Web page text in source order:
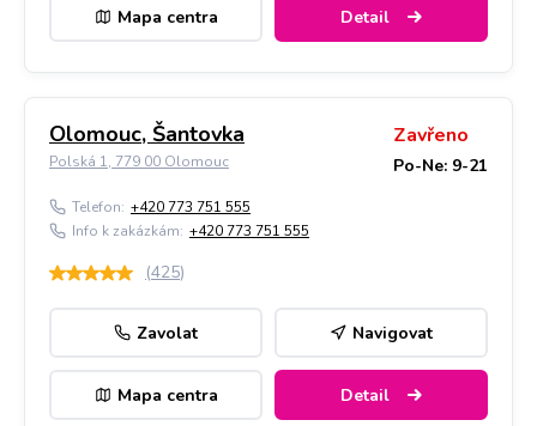
Mapa centra Detail
Olomouc, Šantovka
Polská 1, 779 00 Olomouc
Zavřeno
Po-Ne: 9-21
Telefon: +420 773 751 555
Info k zakázkám: +420 773 751 555
(425)
Zavolat Navigovat
Mapa centra Detail